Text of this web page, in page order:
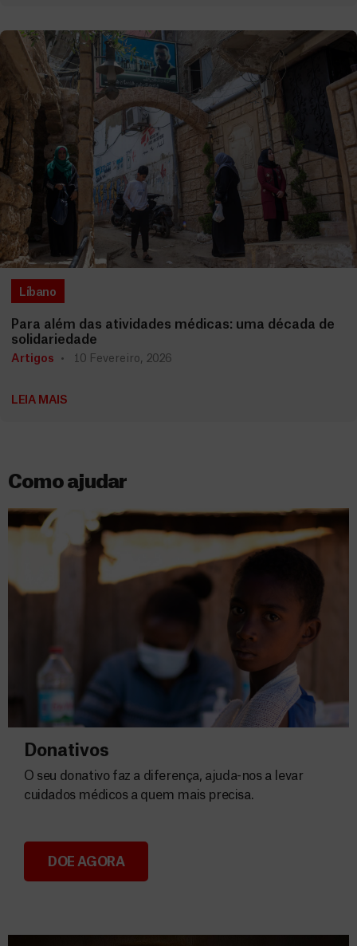
Líbano
Para além das atividades médicas: uma década de
solidariedade
Artigos 10 Fevereiro, 2026
LEIA MAIS
Como ajudar
Donativos
Donativos
O seu donativo faz a diferença, ajuda-nos a levar
cuidados médicos a quem mais precisa.
DOE AGORA